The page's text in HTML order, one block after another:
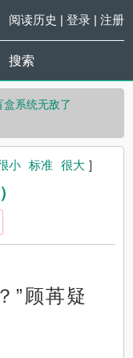
阅读历史 | 登录| 注册
搜索
系统无敌了
小 标准 很大 ]
”顾苒疑